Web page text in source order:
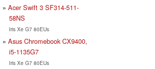
Acer Swift 3 SF314-511-
58NS
Iris Xe G7 80EUs
Asus Chromebook CX9400,
i5-1135G7
Iris Xe G7 80EUs